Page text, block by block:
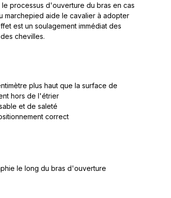
processus d'ouverture du bras en cas
marchepied aide le cavalier à adopter
est un soulagement immédiat des
chevilles.
plus haut que la surface de
hors de l'étrier
et de saleté
correct
le long du bras d'ouverture